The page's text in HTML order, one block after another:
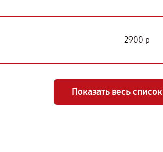
2900 р
Показать весь список